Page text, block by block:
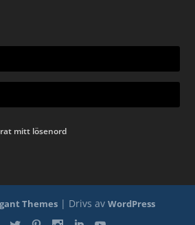
mitt lösenord
Themes | Drivs av WordPress